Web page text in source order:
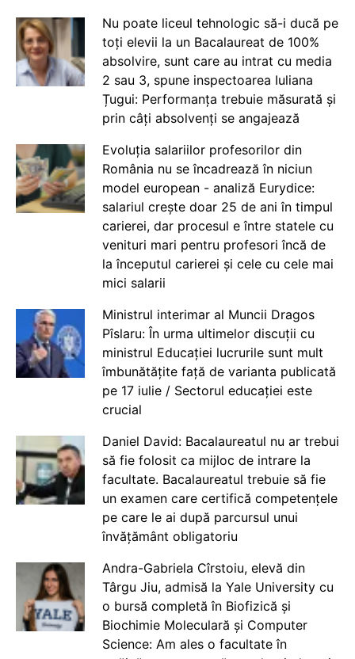
Nu poate liceul tehnologic să-i ducă pe
toți elevii la un Bacalaureat de 100%
absolvire, sunt care au intrat cu media
2 sau 3, spune inspectoarea Iuliana
Țugui: Performanța trebuie măsurată și
prin câți absolvenți se angajează
Evoluția salariilor profesorilor din
România nu se încadrează în niciun
model european - analiză Eurydice:
salariul crește doar 25 de ani în timpul
carierei, dar procesul e între statele cu
venituri mari pentru profesori încă de
la începutul carierei și cele cu cele mai
mici salarii
Ministrul interimar al Muncii Dragos
Pîslaru: În urma ultimelor discuții cu
ministrul Educației lucrurile sunt mult
îmbunătățite față de varianta publicată
pe 17 iulie / Sectorul educației este
crucial
Daniel David: Bacalaureatul nu ar trebui
să fie folosit ca mijloc de intrare la
facultate. Bacalaureatul trebuie să fie
un examen care certifică competențele
pe care le ai după parcursul unui
învățământ obligatoriu
Andra-Gabriela Cîrstoiu, elevă din
Târgu Jiu, admisă la Yale University cu
o bursă completă în Biofizică și
Biochimie Moleculară și Computer
Science: Am ales o facultate în